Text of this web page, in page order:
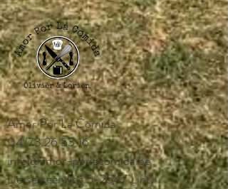
Amor Por La Comida
04/73.26.53.16
info@amor-porlacomida.be
Liersesteenweg 5-2547 Lint